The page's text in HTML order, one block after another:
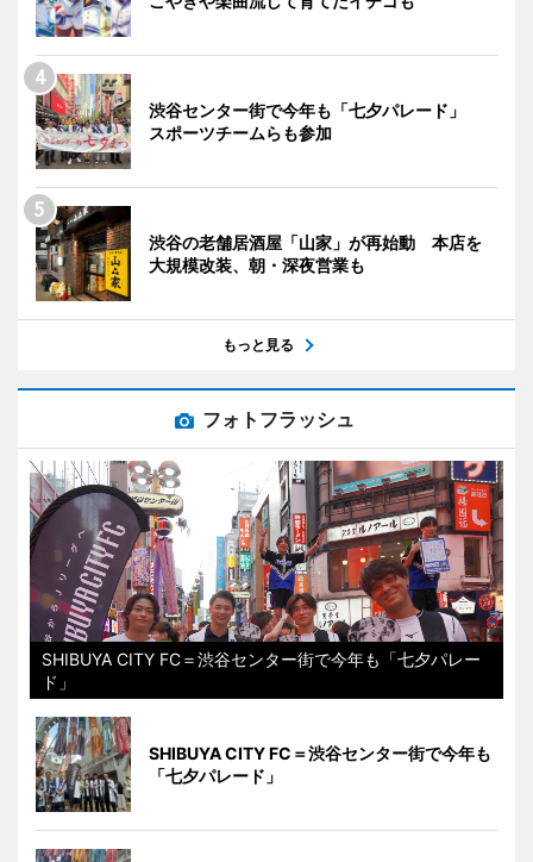
渋谷センター街で今年も「七夕パレード」
スポーツチームらも参加
渋谷の老舗居酒屋「山家」が再始動 本店を
大規模改装、朝・深夜営業も
もっと見る
フォトフラッシュ
SHIBUYA CITY FC＝渋谷センター街で今年も「七夕パレー
ド」
SHIBUYA CITY FC＝渋谷センター街で今年も
「七夕パレード」